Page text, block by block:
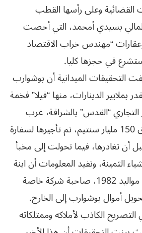
القضائية وعلى رأسها القطب
بسيدي أمحمد، التي أحصت
“مهندس خراب الاقتصاد
في حجزها كليا.
التحقيقات الميدانية أن بوشوارب
بملايير الدينارات، منها “فيلا” فخمة
“القدس” بالشراقة، غرب
العاصمة، قيمتها تفوق 150 مليار سنتيم، تم تأجيرها لسفارة
أن تغادرها، فيما تحولت إلى مخبأ
الثمينة، وتفيد المعلومات أن ابنة
أخت وزيرة سابقة من مواليد 1982، صاحبة شركة خاصة
أموال بوشوارب إلى الخارج.
الكاذب لأملاكه وممتلكاته